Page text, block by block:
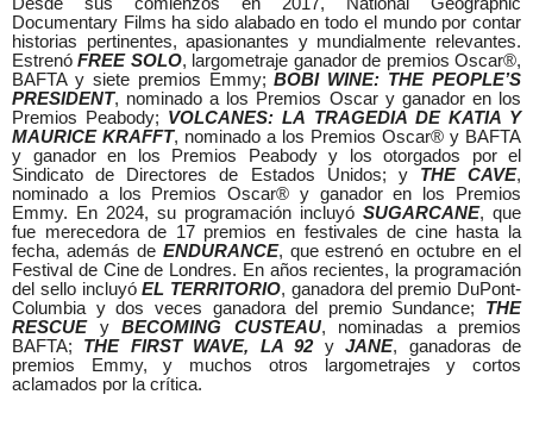
Documentary Films ha sido alabado en todo el mundo por contar
historias pertinentes, apasionantes y mundialmente relevantes.
EstrenóFREE SOLO, largometraje ganador de premios Oscar®,
BAFTA y siete premios Emmy;BOBI WINE: THE PEOPLE’S
PRESIDENT, nominado a los Premios Oscar y ganador en los
Premios Peabody; VOLCANES: LA TRAGEDIA DE KATIA Y
MAURICE KRAFFT, nominado a los Premios Oscar® y BAFTA
y ganador en los Premios Peabody y los otorgados por el
Sindicato de Directores de Estados Unidos; y THE CAVE,
nominado a los Premios Oscar® y ganador en los Premios
Emmy. En 2024, su programación incluyó SUGARCANE, que
fue merecedora de 17 premios en festivales de cine hasta la
fecha, además de ENDURANCE, que estrenó en octubre en el
Festival de Cine de Londres. En años recientes, la programación
del sello incluyóEL TERRITORIO, ganadora del premio DuPont-
Columbia y dos veces ganadora del premio Sundance; THE
RESCUE yBECOMING CUSTEAU, nominadas a premios
BAFTA; THE FIRST WAVE, LA 92 yJANE, ganadoras de
premios Emmy, y muchos otros largometrajes y cortos
aclamados por la crítica.